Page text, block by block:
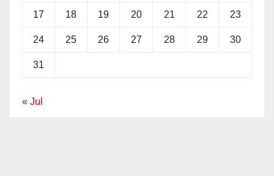
17 18 19 20 21 22 23
24 25 26 27 28 29 30
31
« Jul